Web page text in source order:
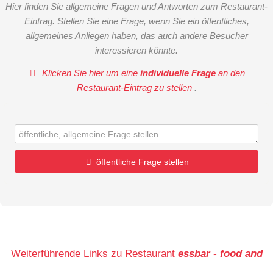
Hier finden Sie allgemeine Fragen und Antworten zum Restaurant-
Eintrag. Stellen Sie eine Frage, wenn Sie ein öffentliches,
allgemeines Anliegen haben, das auch andere Besucher
interessieren könnte.
Klicken Sie hier um eineindividuelle Frage an den
Restaurant-Eintrag zu stellen .
öffentliche Frage stellen
Weiterführende Links zu Restaurant essbar - food and